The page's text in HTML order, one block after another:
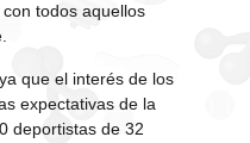
todos aquellos
que el interés de los
expectativas de la
deportistas de 32